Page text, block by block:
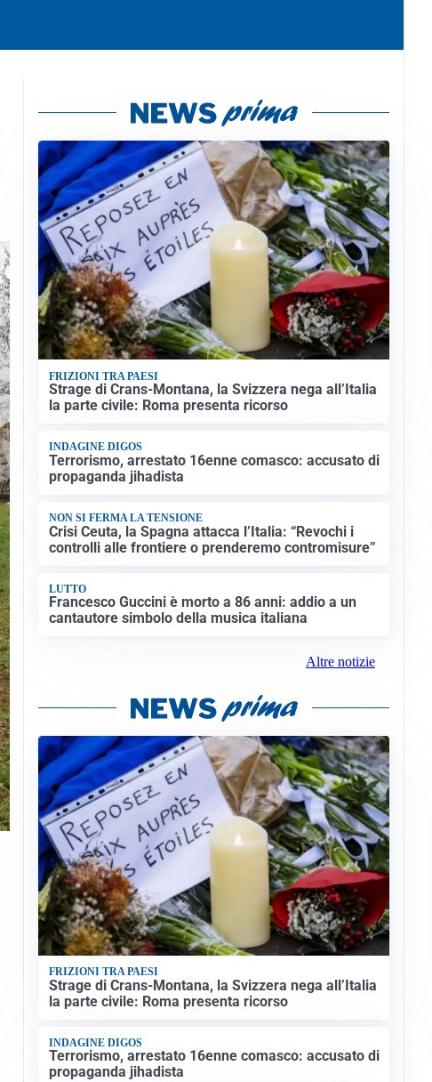
FRIZIONI TRA PAESI
Strage di Crans-Montana, la Svizzera nega all’Italia
la parte civile: Roma presenta ricorso
INDAGINE DIGOS
Terrorismo, arrestato 16enne comasco: accusato di
propaganda jihadista
NON SI FERMA LA TENSIONE
Crisi Ceuta, la Spagna attacca l’Italia: “Revochi i
controlli alle frontiere o prenderemo contromisure”
LUTTO
Francesco Guccini è morto a 86 anni: addio a un
cantautore simbolo della musica italiana
Altre notizie
FRIZIONI TRA PAESI
Strage di Crans-Montana, la Svizzera nega all’Italia
la parte civile: Roma presenta ricorso
INDAGINE DIGOS
Terrorismo, arrestato 16enne comasco: accusato di
propaganda jihadista